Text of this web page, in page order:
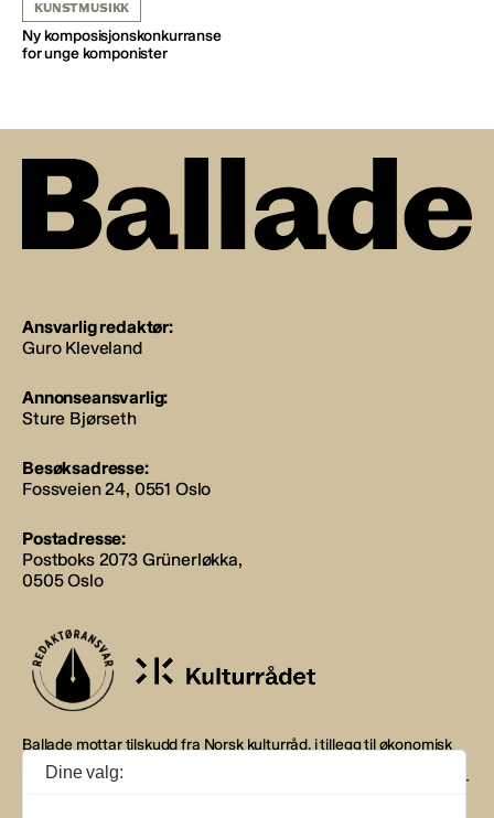
KUNSTMUSIKK
Ny komposisjonskonkurranse
for unge komponister
Ansvarlig redaktør:
Guro Kleveland
Annonseansvarlig:
Sture Bjørseth
Besøksadresse:
Fossveien 24, 0551 Oslo
Postadresse:
Postboks 2073 Grünerløkka,
0505 Oslo
Ballade mottar tilskudd fra Norsk kulturråd, i tillegg til økonomisk
støtte fra eierne NOPA, Norsk komponistforening og
Musikkforleggerne. Ballade drives etter Redaktør- og Vær Varsom-
Dine valg: